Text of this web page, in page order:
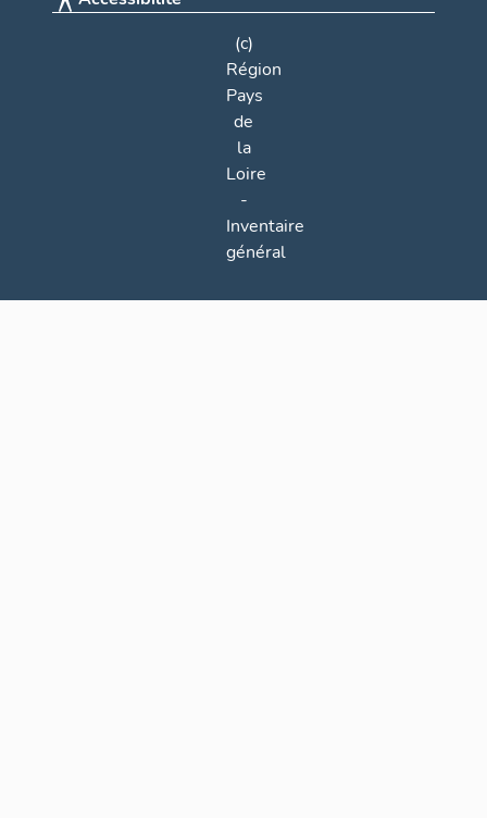
(c)
Région
Pays
de
la
Loire
-
Inventaire
général